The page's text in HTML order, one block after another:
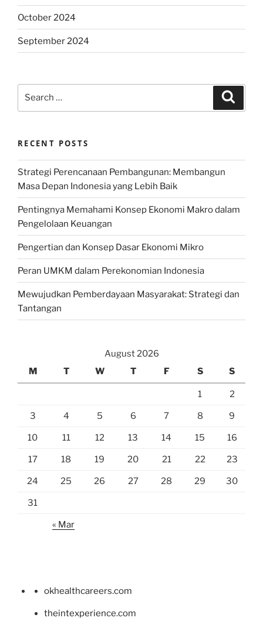
October 2024
September 2024
RECENT POSTS
Strategi Perencanaan Pembangunan: Membangun
Masa Depan Indonesia yang Lebih Baik
Pentingnya Memahami Konsep Ekonomi Makro dalam
Pengelolaan Keuangan
Pengertian dan Konsep Dasar Ekonomi Mikro
Peran UMKM dalam Perekonomian Indonesia
Mewujudkan Pemberdayaan Masyarakat: Strategi dan
Tantangan
August 2026
M
T W T F S S
1 2
3 4 5 6 7 8 9
10 11 12 13 14 15 16
17 18 19 20 21 22 23
24 25 26 27 28 29 30
31
« Mar
okhealthcareers.com
theintexperience.com